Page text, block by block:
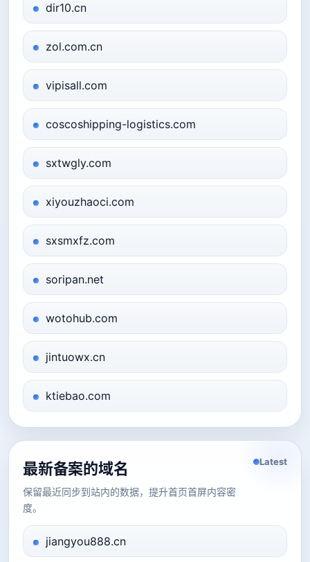
dir10.cn
zol.com.cn
vipisall.com
coscoshipping-logistics.com
sxtwgly.com
xiyouzhaoci.com
sxsmxfz.com
soripan.net
wotohub.com
jintuowx.cn
ktiebao.com
最新备案的域名
保留最近同步到站内的数据，提升首页首屏内容密
度。
Latest
jiangyou888.cn